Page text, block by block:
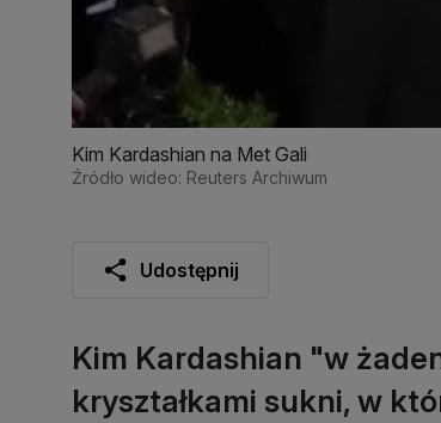
Kim Kardashian na Met Gali
Źródło wideo: Reuters Archiwum
Udostępnij
Kim Kardashian "w
kryształkami sukni, w